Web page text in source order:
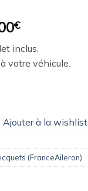
€Le
prix
actuel
est :
inclus.
votre véhicule.
Ajouter à la wishlist
(FranceAileron)